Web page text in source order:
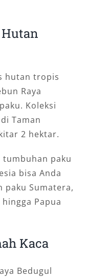
hutan tropis
Raya
Koleksi
Taman
2 hektar.
tumbuhan paku
bisa Anda
paku Sumatera,
Papua
Kaca
Bedugul